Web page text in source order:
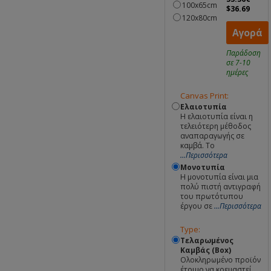
100x65cm
120x80cm
$36.69
Αγορά
Παράδοση
σε 7-10
ημέρες
Canvas Print:
Ελαιοτυπία
Η ελαιοτυπία είναι η
τελειότερη μέθοδος
αναπαραγωγής σε
καμβά. Το
...Περισσότερα
Μονοτυπία
Η μονοτυπία είναι μια
πολύ πιστή αντιγραφή
του πρωτότυπου
έργου σε...Περισσότερα
Type:
Τελαρωμένος
Καμβάς (Box)
Ολοκληρωμένο προϊόν